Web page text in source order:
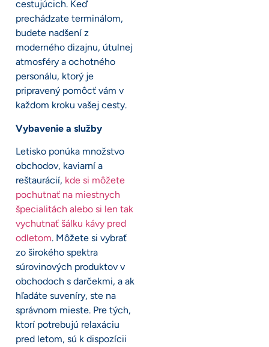
cestujúcich. Keď
prechádzate terminálom,
budete nadšení z
moderného dizajnu, útulnej
atmosféry a ochotného
personálu, ktorý je
pripravený pomôcť vám v
každom kroku vašej cesty.
Vybavenie a služby
Letisko ponúka množstvo
obchodov, kaviarní a
reštaurácií, kde si môžete
pochutnať na miestnych
špecialitách alebo si len tak
vychutnať šálku kávy pred
odletom. Môžete si vybrať
zo širokého spektra
súrovinových produktov v
obchodoch s darčekmi, a ak
hľadáte suveníry, ste na
správnom mieste. Pre tých,
ktorí potrebujú relaxáciu
pred letom, sú k dispozícii